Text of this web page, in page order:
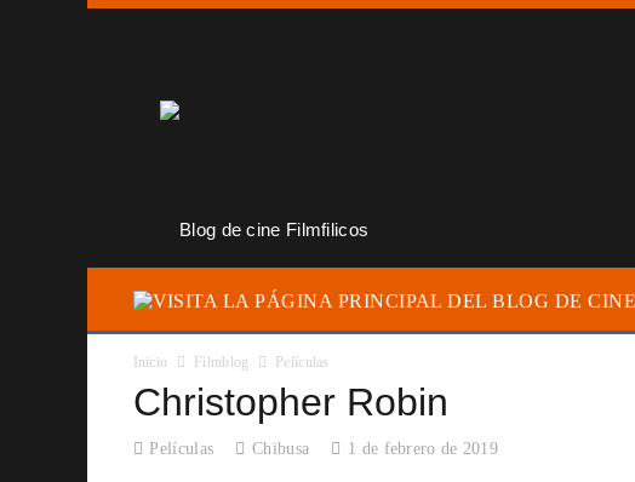
Inicio Filmblog Películas
Christopher Robin
Películas Chibusa 1 de febrero de 2019